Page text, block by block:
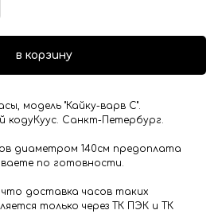
в корзину
модель "Кайку-варв С".
кодуКуус. Санкт-Петербург.
диаметром 140см предоплата
по готовности.
доставка часов таких
только через ТК ПЭК и ТК